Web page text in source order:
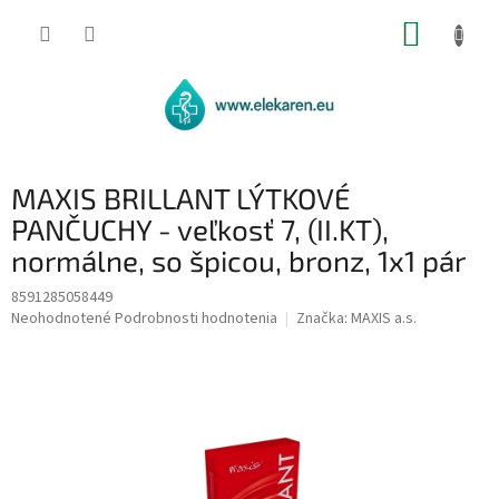
MAXIS BRILLANT LÝTKOVÉ
PANČUCHY - veľkosť 7, (II.KT),
normálne, so špicou, bronz, 1x1 pár
8591285058449
Priemerné
Neohodnotené Podrobnosti hodnotenia Značka: MAXIS a.s.